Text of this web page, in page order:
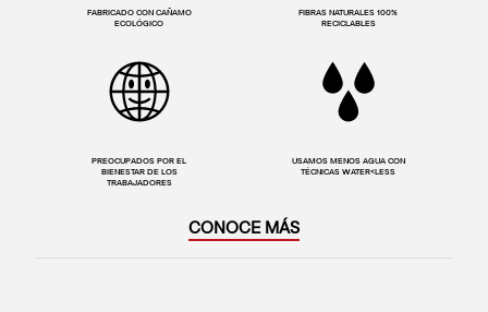
FABRICADO CON CAÑAMO
ECOLÓGICO
FIBRAS NATURALES 100%
RECICLABLES
PREOCUPADOS POR EL
BIENESTAR DE LOS
TRABAJADORES
USAMOS MENOS AGUA CON
TÉCNICAS WATER<LESS
CONOCE MÁS